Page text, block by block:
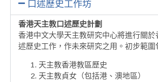
口述歷史工作坊
香港天主教口述歷史計劃
香港中文大學天主教研究中心將進行關於
述歷史工作，作未來研究之用。初步範圍
天主教香港教區歷史
天主教貞女（包括港、澳地區）